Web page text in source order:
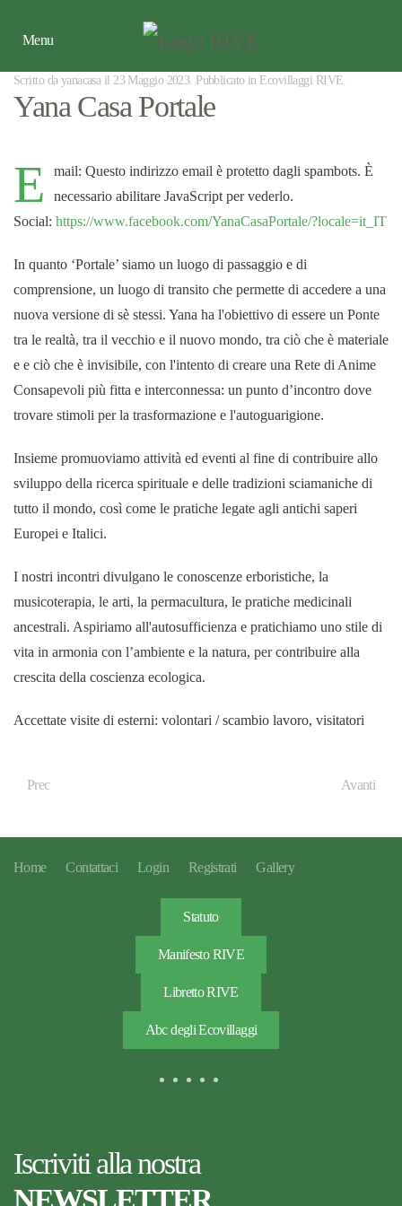
Menu
Scritto da yanacasa il23 Maggio 2023. Pubblicato in Ecovillaggi RIVE.
Yana Casa Portale
E mail: Questo indirizzo email è protetto dagli spambots. È
necessario abilitare JavaScript per vederlo.
Social: https://www.facebook.com/YanaCasaPortale/?locale=it_IT
In quanto ‘Portale’ siamo un luogo di passaggio e di
comprensione, un luogo di transito che permette di accedere a una
nuova versione di sè stessi. Yana ha l'obiettivo di essere un Ponte
tra le realtà, tra il vecchio e il nuovo mondo, tra ciò che è materiale
e e ciò che è invisibile, con l'intento di creare una Rete di Anime
Consapevoli più fitta e interconnessa: un punto d’incontro dove
trovare stimoli per la trasformazione e l'autoguarigione.
Insieme promuoviamo attività ed eventi al fine di contribuire allo
sviluppo della ricerca spirituale e delle tradizioni sciamaniche di
tutto il mondo, così come le pratiche legate agli antichi saperi
Europei e Italici.
I nostri incontri divulgano le conoscenze erboristiche, la
musicoterapia, le arti, la permacultura, le pratiche medicinali
ancestrali. Aspiriamo all'autosufficienza e pratichiamo uno stile di
vita in armonia con l’ambiente e la natura, per contribuire alla
crescita della coscienza ecologica.
Accettate visite di esterni: volontari / scambio lavoro, visitatori
Prec Avanti
Home Contattaci Login Registrati Gallery
Statuto
Manifesto RIVE
Libretto RIVE
Abc degli Ecovillaggi
Iscriviti alla nostra
NEWSLETTER